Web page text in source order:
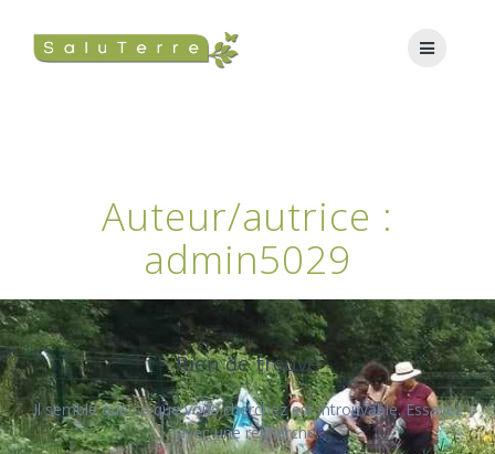
Auteur/autrice :
admin5029
Rien de trouvé
Il semble que ce que vous cherchez est introuvable. Essayez
avec une recherche.